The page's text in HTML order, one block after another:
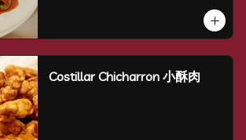
Costillar Chicharron 小酥肉